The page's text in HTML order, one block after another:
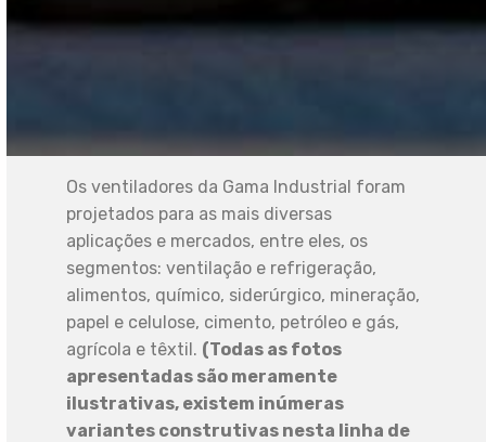
Os ventiladores da Gama Industrial foram
projetados para as mais diversas
aplicações e mercados, entre eles, os
segmentos: ventilação e refrigeração,
alimentos, químico, siderúrgico, mineração,
papel e celulose, cimento, petróleo e gás,
agrícola e têxtil.(Todas as fotos
apresentadas são meramente
ilustrativas, existem inúmeras
variantes construtivas nesta linha de